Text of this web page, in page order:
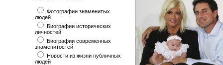
Фотографии знаменитых
людей
Биографии исторических
личностей
Биографии современных
знаменитостей
Новости из жизни публичных
людей